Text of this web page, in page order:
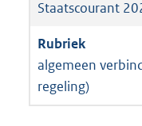
Staatscourant
algemeen
regeling)